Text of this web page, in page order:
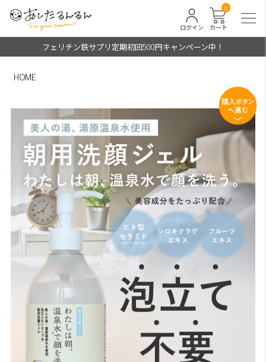
カート
0
ログイン
フェリチン鉄サプリ定期初回500円キャンペーン中！
HOME